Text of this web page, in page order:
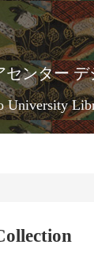
ンター
University